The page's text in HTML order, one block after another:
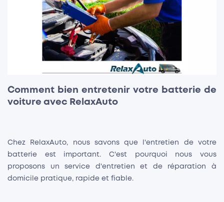
Comment bien entretenir votre batterie de
voiture avec RelaxAuto
Chez RelaxAuto, nous savons que l'entretien de votre
batterie est important. C'est pourquoi nous vous
proposons un service d'entretien et de réparation à
domicile pratique, rapide et fiable.